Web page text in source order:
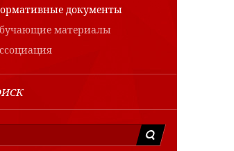
документы
материалы